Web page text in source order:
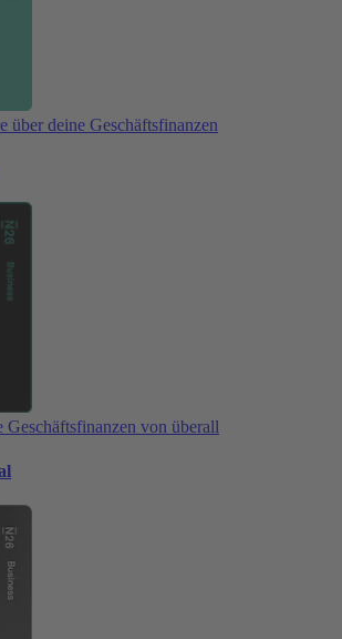
über deine Geschäftsfinanzen
Geschäftsfinanzen von überall